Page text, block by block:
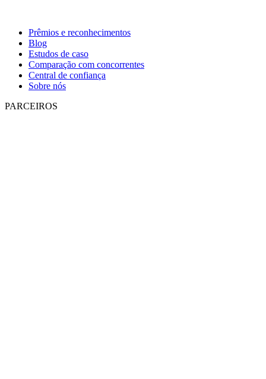
Prêmios e reconhecimentos
Blog
Estudos de caso
Comparação com concorrentes
Central de confiança
Sobre nós
PARCEIROS